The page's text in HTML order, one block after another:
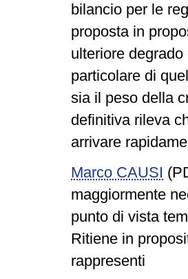
bilancio per le
proposta in
ulteriore
particolare di
sia il peso della
definitiva rileva
arrivare
Marco CAUSI
maggiormente
punto di vista
Ritiene in
rappresenti